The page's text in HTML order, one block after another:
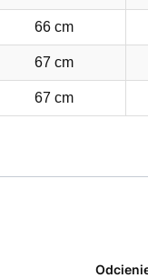
66 cm
67 cm
67 cm